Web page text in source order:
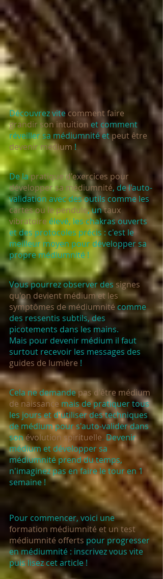
Découvrez vite comment faire
grandir son intuition et comment
réveiller sa médiumnité et peut être
devenir medium !
De la pratique d'exercices pour
développer sa médiumnité, de l'auto-
validation avec des outils comme les
cartes ou le pendule, un taux
vibratoire élevé, les chakras ouverts
et des protocoles précis : c'est le
meilleur moyen pour développer sa
propre médiumnité !
Vous pourrez observer des signes
qu'on devient médium et les
symptômes de médiumnité comme
des ressentis subtils, des
picotements dans les mains.
Mais pour devenir médium il faut
surtout recevoir les messages des
guides de lumière !
Cela ne demande pas d'être médium
de naissance mais de pratiquer tous
les jours et d'utiliser des techniques
de médium pour s'auto-valider dans
son évolution spirituelle. Devenir
médium et développer sa
médiumnité prend du temps,
n'imaginez pas en faire le tour en 1
semaine !
Pour commencer, voici une
formation médiumnité et un test
médiumnité offerts pour progresser
en médiumnité : inscrivez vous vite
puis lisez cet article !